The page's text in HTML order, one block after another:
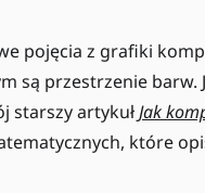
pojęcia z grafiki
są przestrzenie barw.
starszy artykułJak
które